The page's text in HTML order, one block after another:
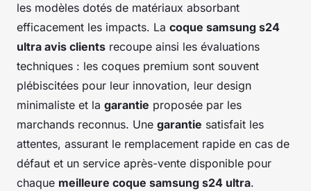
les modèles dotés de matériaux absorbant
efficacement les impacts. La coque samsung s24
ultra avis clients recoupe ainsi les évaluations
techniques : les coques premium sont souvent
plébiscitées pour leur innovation, leur design
minimaliste et la garantie proposée par les
marchands reconnus. Une garantie satisfait les
attentes, assurant le remplacement rapide en cas de
défaut et un service après-vente disponible pour
chaque meilleure coque samsung s24 ultra.